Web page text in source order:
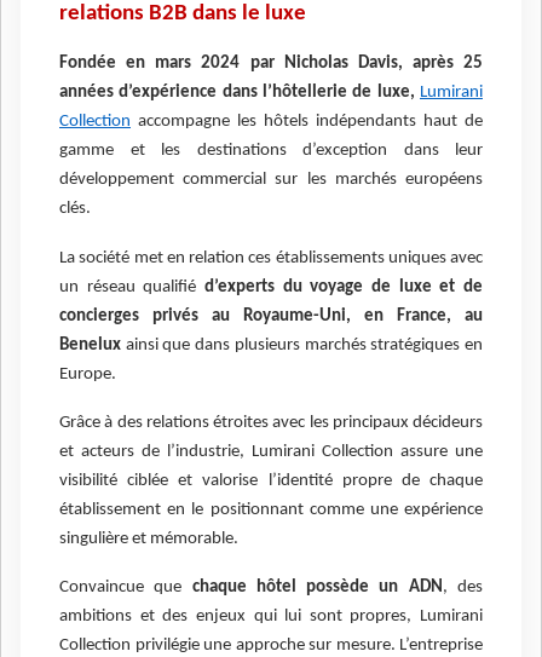
relations B2B dans le luxe
Fondée en mars 2024 par Nicholas Davis, après 25
années d’expérience dans l’hôtellerie de luxe, Lumirani
Collection accompagne les hôtels indépendants haut de
gamme et les destinations d’exception dans leur
développement commercial sur les marchés européens
clés.
La société met en relation ces établissements uniques avec
un réseau qualifié d’experts du voyage de luxe et de
concierges privés au Royaume-Uni, en France, au
Benelux ainsi que dans plusieurs marchés stratégiques en
Europe.
Grâce à des relations étroites avec les principaux décideurs
et acteurs de l’industrie, Lumirani Collection assure une
visibilité ciblée et valorise l’identité propre de chaque
établissement en le positionnant comme une expérience
singulière et mémorable.
Convaincue que chaque hôtel possède un ADN, des
ambitions et des enjeux qui lui sont propres, Lumirani
Collection privilégie une approche sur mesure. L’entreprise